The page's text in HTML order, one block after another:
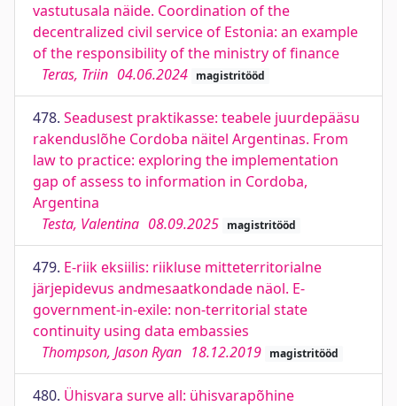
vastutusala näide. Coordination of the
decentralized civil service of Estonia: an example
of the responsibility of the ministry of finance
Teras, Triin 04.06.2024 magistritööd
478. Seadusest praktikasse: teabele juurdepääsu
rakenduslõhe Cordoba näitel Argentinas. From
law to practice: exploring the implementation
gap of assess to information in Cordoba,
Argentina
Testa, Valentina 08.09.2025 magistritööd
479. E-riik eksiilis: riikluse mitteterritorialne
järjepidevus andmesaatkondade näol. E-
government-in-exile: non-territorial state
continuity using data embassies
Thompson, Jason Ryan 18.12.2019 magistritööd
480. Ühisvara surve all: ühisvarapõhine